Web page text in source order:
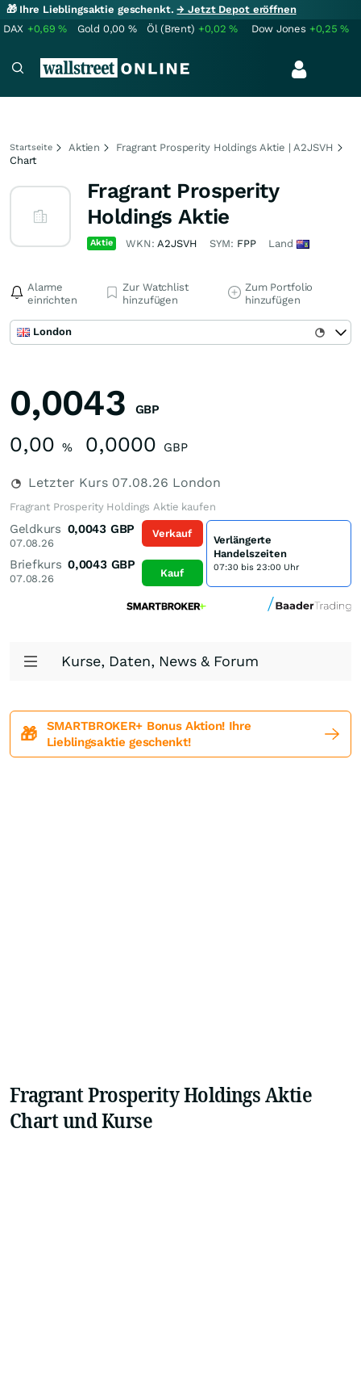
🎁 Ihre Lieblingsaktie geschenkt.→ Jetzt Depot eröffnen
DAX +0,69% Gold 0,00 % Öl (Brent) +0,02% Dow Jones +0,25%
Startseite Aktien
Fragrant Prosperity Holdings Aktie | A2JSVH
Chart
Fragrant Prosperity
Holdings Aktie
Aktie WKN:A2JSVH SYM: FPP Land
Alarme
einrichten
Zur Watchlist
hinzufügen
Zum Portfolio
hinzufügen
London
0,0043 GBP
0,00 % 0,0000 GBP
Letzter Kurs 07.08.26 London
Fragrant Prosperity Holdings Aktie kaufen
Geldkurs
07.08.26
0,0043 GBP
Briefkurs
07.08.26
0,0043 GBP
Verkauf
Kauf
Verlängerte
Handelszeiten
07:30 bis 23:00 Uhr
Kurse, Daten, News & Forum
🎁
SMARTBROKER+ Bonus Aktion! Ihre
Lieblingsaktie geschenkt!
Fragrant Prosperity Holdings Aktie
Chart und Kurse